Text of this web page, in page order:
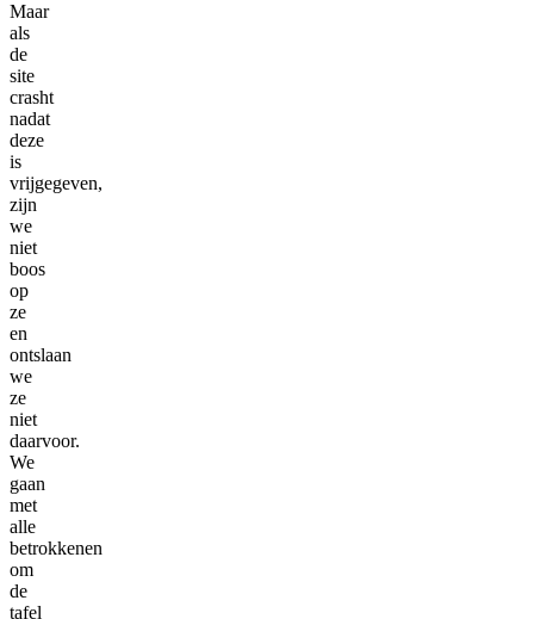
Maar
als
de
site
crasht
nadat
deze
is
vrijgegeven,
zijn
we
niet
boos
op
ze
en
ontslaan
we
ze
niet
daarvoor.
We
gaan
met
alle
betrokkenen
om
de
tafel